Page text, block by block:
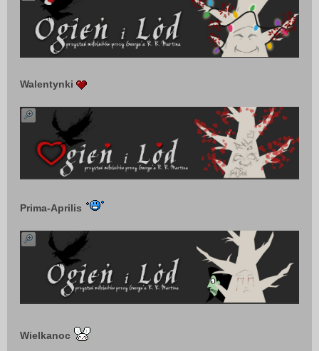
Walentynki
Prima-Aprilis
Wielkanoc